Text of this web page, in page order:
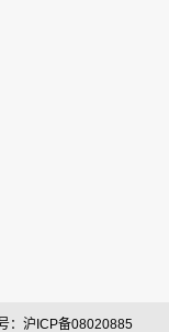
：沪ICP备08020885